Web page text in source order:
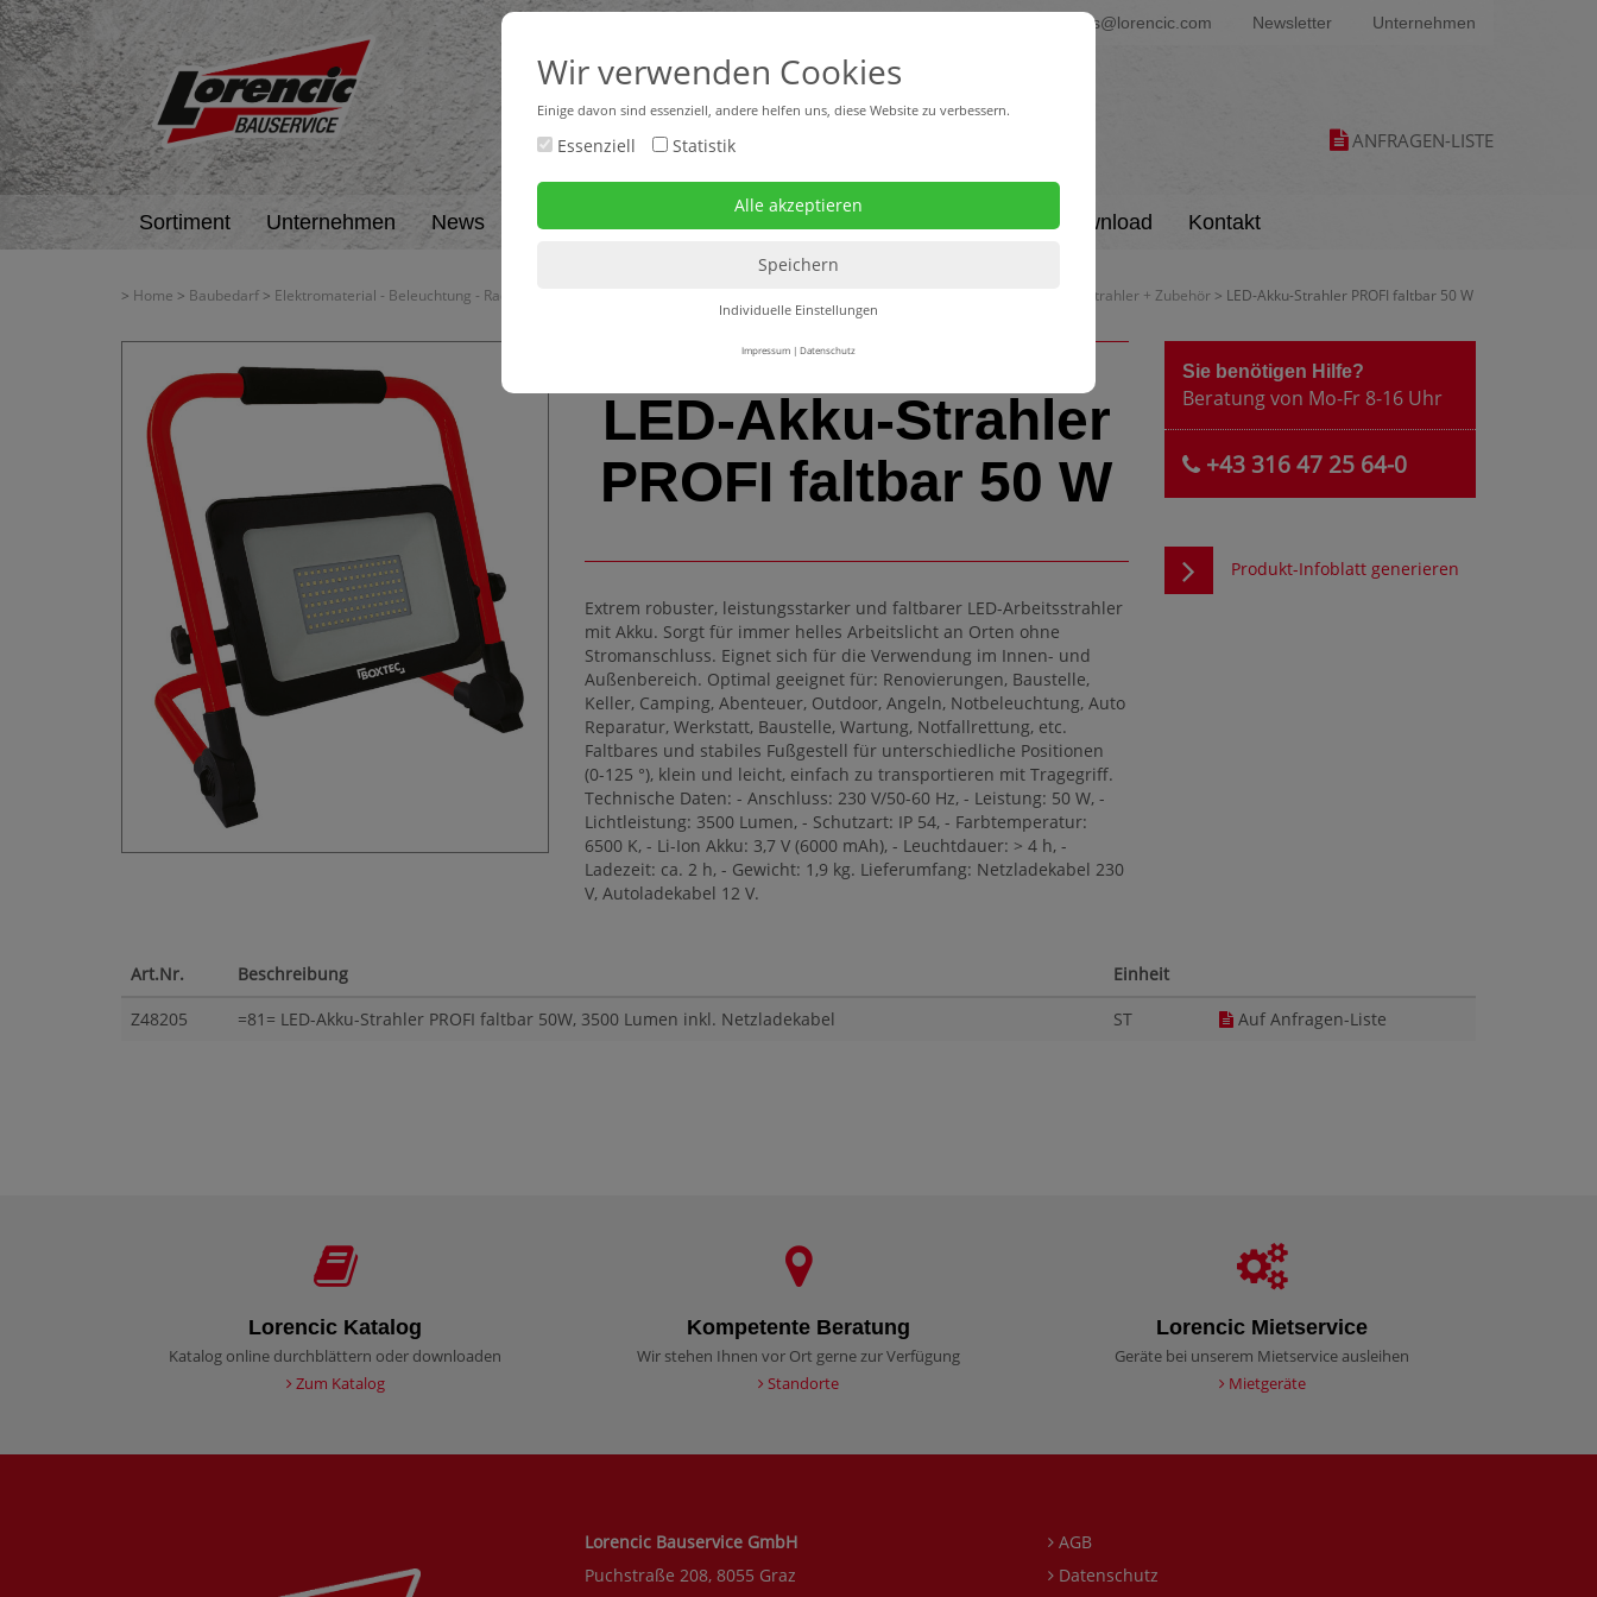
headquarters@lorencic.com Newsletter Unternehmen
ANFRAGEN-LISTE
Sortiment Unternehmen News Abverkauf neu + gebraucht Download Kontakt
> Home > Baubedarf > Elektromaterial - Beleuchtung - Radios LED-Strahler + Zubehör > LED-Akku-Strahler PROFI faltbar 50 W
LED-Akku-Strahler
PROFI faltbar 50 W
Extrem robuster, leistungsstarker und faltbarer LED-Arbeitsstrahler
mit Akku. Sorgt für immer helles Arbeitslicht an Orten ohne
Stromanschluss. Eignet sich für die Verwendung im Innen- und
Außenbereich. Optimal geeignet für: Renovierungen, Baustelle,
Keller, Camping, Abenteuer, Outdoor, Angeln, Notbeleuchtung, Auto
Reparatur, Werkstatt, Baustelle, Wartung, Notfallrettung, etc.
Faltbares und stabiles Fußgestell für unterschiedliche Positionen
(0-125 °), klein und leicht, einfach zu transportieren mit Tragegriff.
Technische Daten: - Anschluss: 230 V/50-60 Hz, - Leistung: 50 W, -
Lichtleistung: 3500 Lumen, - Schutzart: IP 54, - Farbtemperatur:
6500 K, - Li-Ion Akku: 3,7 V (6000 mAh), - Leuchtdauer: > 4 h, -
Ladezeit: ca. 2 h, - Gewicht: 1,9 kg. Lieferumfang: Netzladekabel 230
V, Autoladekabel 12 V.
Sie benötigen Hilfe?
Beratung von Mo-Fr 8-16 Uhr
+43 316 47 25 64-0
Produkt-Infoblatt generieren
Art.Nr. Beschreibung
Einheit
Z48205
=81= LED-Akku-Strahler PROFI faltbar 50W, 3500 Lumen inkl. Netzladekabel ST Auf Anfragen-Liste
Lorencic Katalog
Katalog online durchblättern oder downloaden
Zum Katalog
Kompetente Beratung
Wir stehen Ihnen vor Ort gerne zur Verfügung
Standorte
Lorencic Mietservice
Geräte bei unserem Mietservice ausleihen
Mietgeräte
Lorencic Bauservice GmbH
Puchstraße 208, 8055 Graz
AGB
Datenschutz
Wir verwenden Cookies
Einige davon sind essenziell, andere helfen uns, diese Website zu verbessern.
Essenziell Statistik
Individuelle Einstellungen
Impressum | Datenschutz